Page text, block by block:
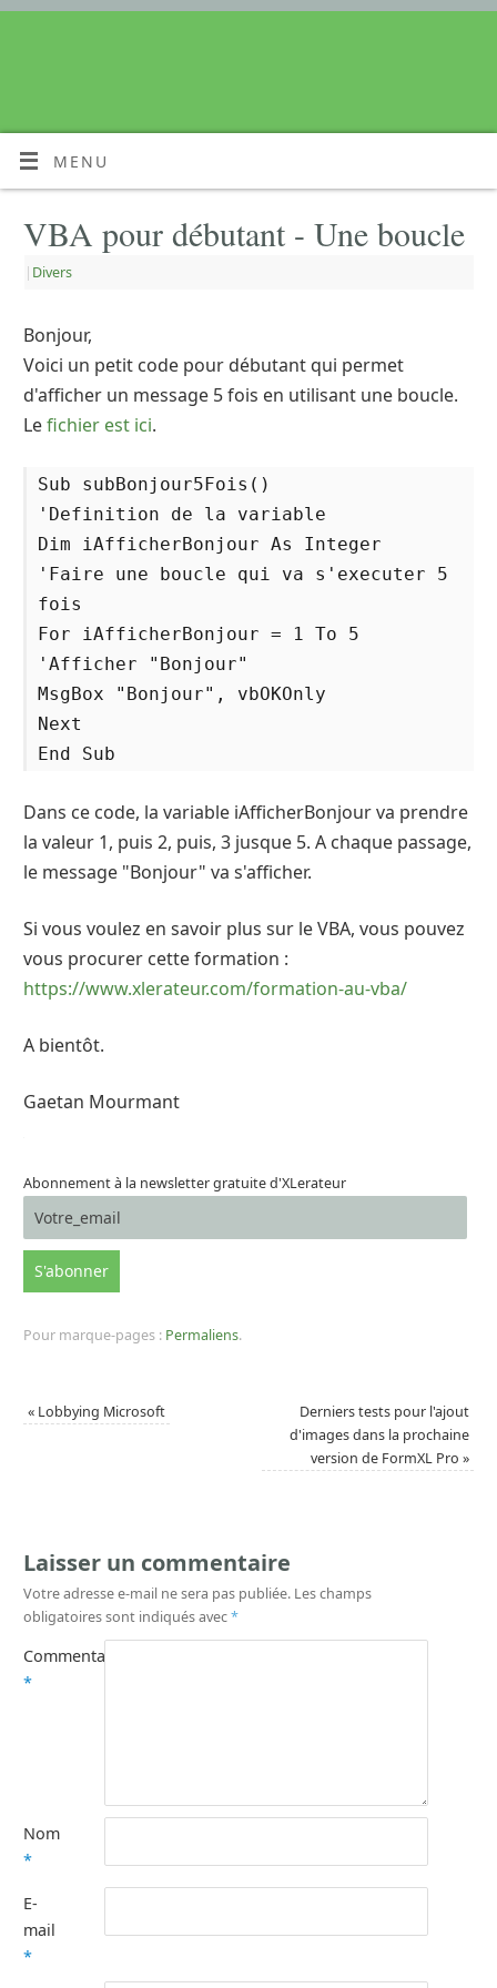
MENU
VBA pour débutant - Une boucle
| Divers
Bonjour,
Voici un petit code pour débutant qui permet
d'afficher un message 5 fois en utilisant une boucle.
Lefichier est ici.
Sub subBonjour5Fois()
'Definition de la variable
Dim iAfficherBonjour As Integer
'Faire une boucle qui va s'executer 5
fois
For iAfficherBonjour = 1 To 5
'Afficher "Bonjour"
MsgBox "Bonjour", vbOKOnly
Next
End Sub
Dans ce code, la variable iAfficherBonjour va prendre
la valeur 1, puis 2, puis, 3 jusque 5. A chaque passage,
le message "Bonjour" va s'afficher.
Si vous voulez en savoir plus sur le VBA, vous pouvez
vous procurer cette formation :
https://www.xlerateur.com/formation-au-vba/
A bientôt.
Gaetan Mourmant
Abonnement à la newsletter gratuite d'XLerateur
Pour marque-pages : Permaliens.
« Lobbying Microsoft
Derniers tests pour l'ajout
d'images dans la prochaine
version de FormXL Pro »
Laisser un commentaire
Votre adresse e-mail ne sera pas publiée. Les champs
obligatoires sont indiqués avec*
Commentaire
*
Nom
*
E-
mail
*